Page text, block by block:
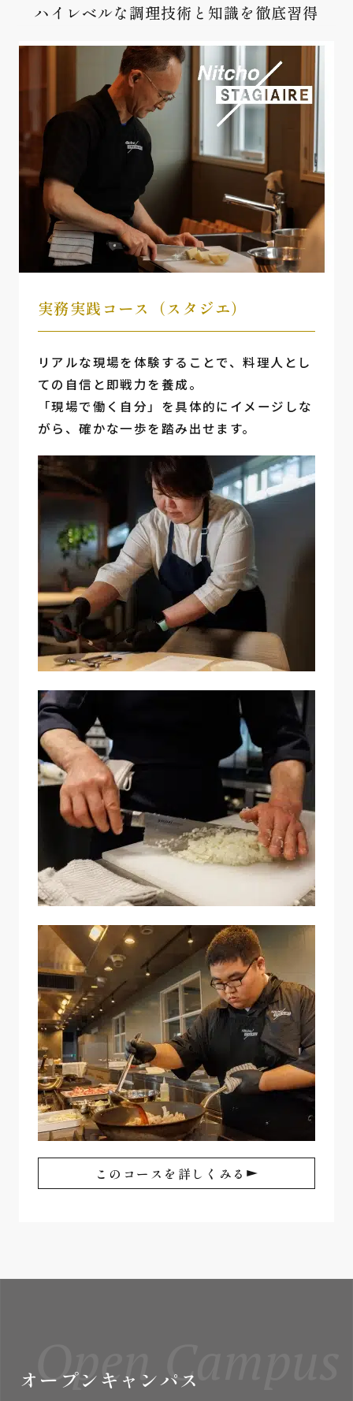
ハイレベルな調理技術と知識を徹底習得
実務実践コース（スタジエ）
リアルな現場を体験することで、料理人とし
ての自信と即戦力を養成。
「現場で働く自分」を具体的にイメージしな
がら、確かな一歩を踏み出せます。
このコースを詳しくみる
Open Campus
オープンキャンパス